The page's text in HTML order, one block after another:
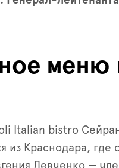
меню
Italian bistro
из Краснодара, где
Левченко —